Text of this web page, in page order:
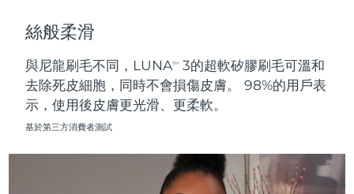
絲般柔滑
與尼龍刷毛不同，LUNATM
3的超軟矽膠刷毛可溫和
去除死皮細胞，同時不會損傷皮膚。 98%的用戶表
示，使用後皮膚更光滑、更柔軟。
基於第三方消費者測試
南非 預計送達日期8/18/26
南韓
預計送達日期 8/10/26